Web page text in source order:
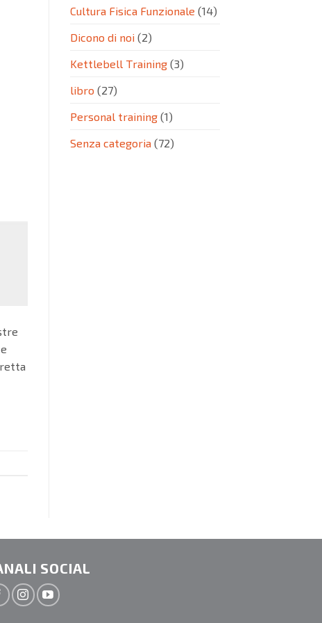
Cultura Fisica Funzionale (14)
Dicono di noi(2)
Kettlebell Training(3)
libro (27)
Personal training(1)
Senza categoria(72)
SOCIAL